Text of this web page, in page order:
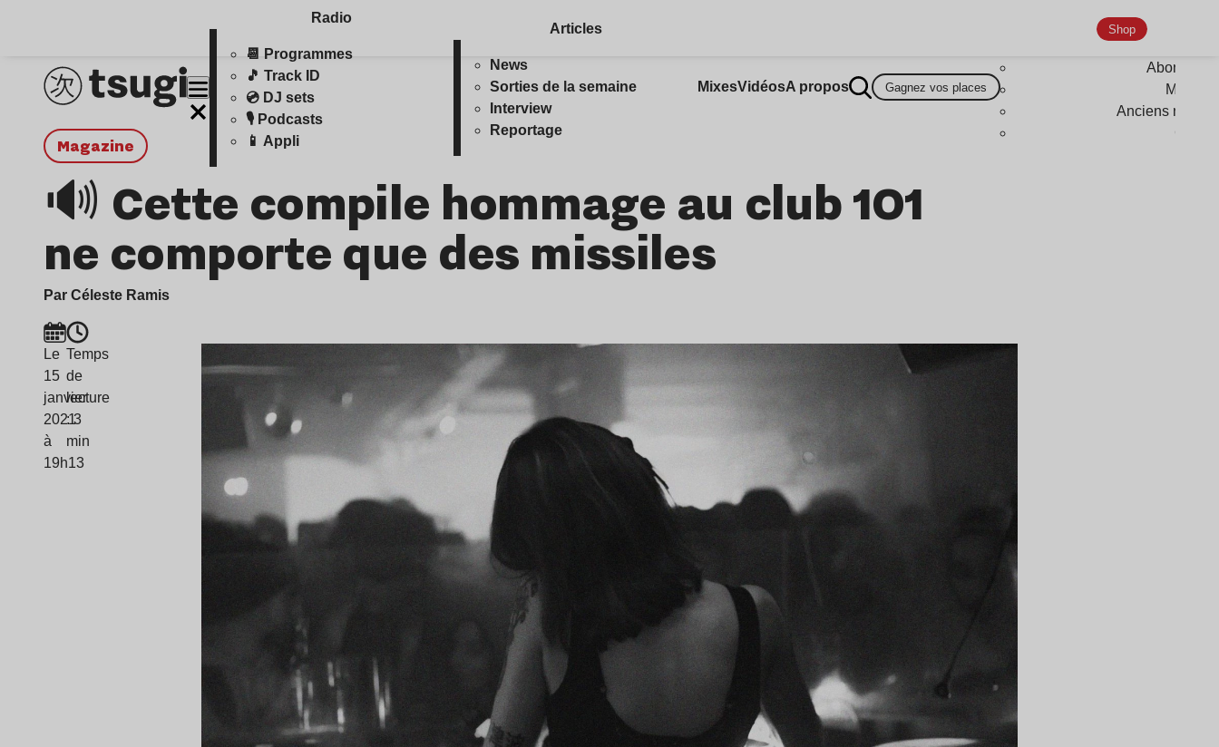
Radio
📆 Programmes
🎵 Track ID
💿 DJ sets
🎙️ Podcasts
📱 Appli
Articles
News
Sorties de la semaine
Interview
Reportage
MixesVidéosA propos Gagnez vos places
Shop
Anciens
magazine
🔊 Cette compile hommage au club 1O1
ne comporte que des missiles
Par Céleste Ramis
Le
15
janvier
2021
à
19h13
Temps
de
lecture
: 3
min